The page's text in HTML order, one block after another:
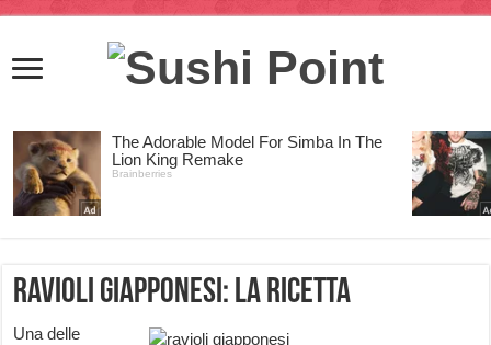
Ravioli giapponesi: la ricetta
Una delle